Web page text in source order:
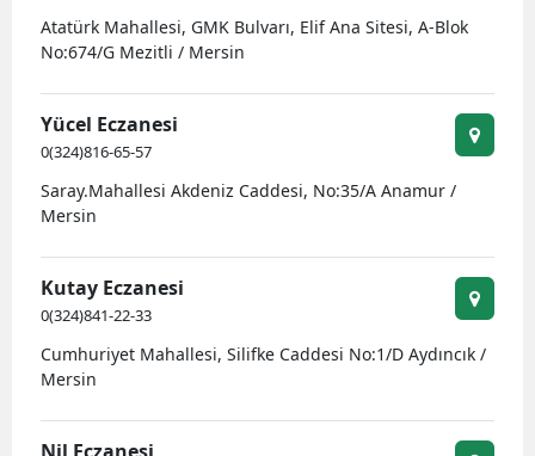
Atatürk Mahallesi, GMK Bulvarı, Elif Ana Sitesi, A-Blok
No:674/G Mezitli / Mersin
Yücel Eczanesi
0(324)816-65-57
Saray.Mahallesi Akdeniz Caddesi, No:35/A Anamur /
Mersin
Kutay Eczanesi
0(324)841-22-33
Cumhuriyet Mahallesi, Silifke Caddesi No:1/D Aydıncık /
Mersin